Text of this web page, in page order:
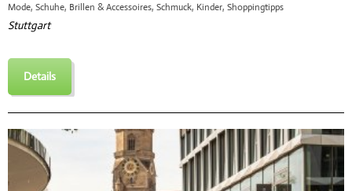
Mode, Schuhe, Brillen & Accessoires, Schmuck, Kinder, Shoppingtipps
Stuttgart
Details